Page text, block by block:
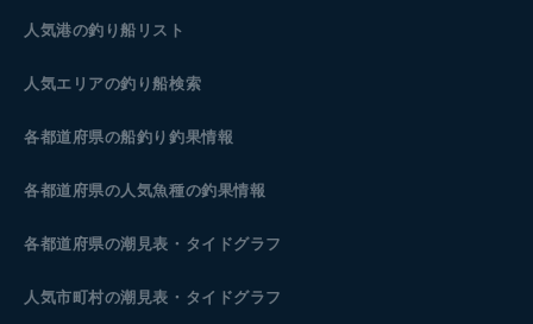
人気港の釣り船リスト
人気エリアの釣り船検索
各都道府県の船釣り釣果情報
各都道府県の人気魚種の釣果情報
各都道府県の潮見表 ・タイドグラフ
人気市町村の潮見表・タイドグラフ